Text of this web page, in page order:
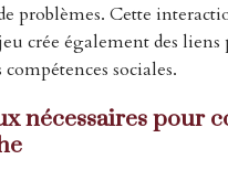
problèmes. Cette
crée également des liens
sociales.
nécessaires pour